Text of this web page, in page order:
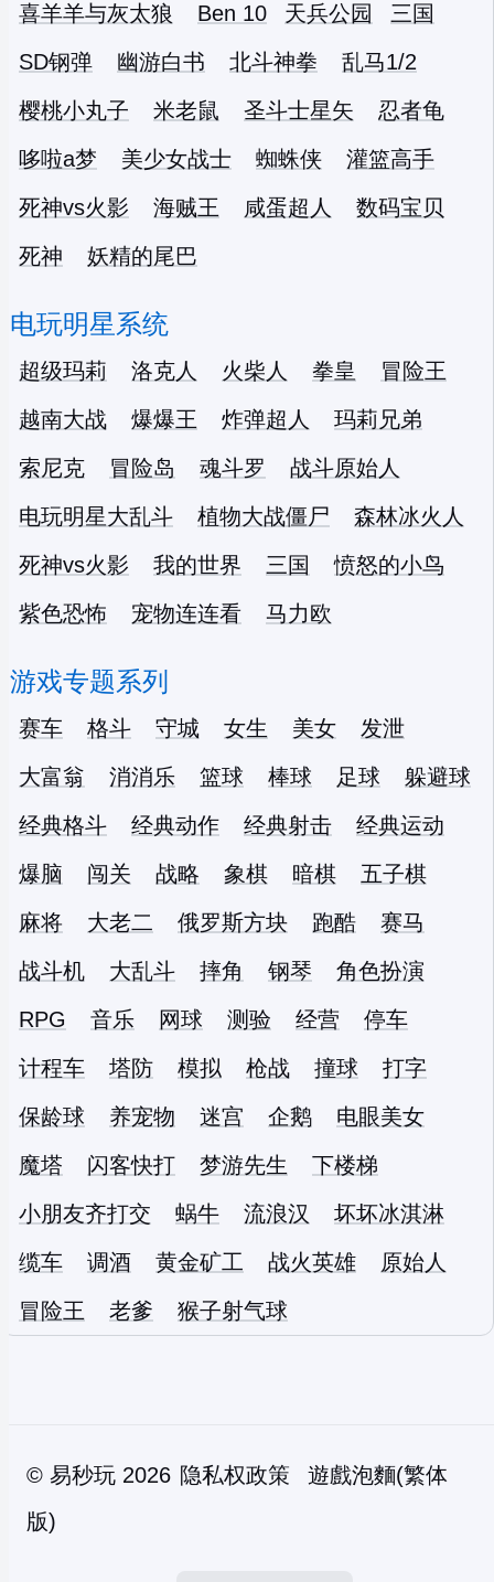
喜羊羊与灰太狼
Ben 10 天兵公园
三国
SD钢弹
幽游白书 北斗神拳
乱马1/2
樱桃小丸子
米老鼠 圣斗士星矢
忍者龟
哆啦a梦
美少女战士 蜘蛛侠
灌篮高手
死神vs火影
海贼王 咸蛋超人
数码宝贝
死神
妖精的尾巴
电玩明星系统
超级玛莉 洛克人 火柴人 拳皇
冒险王
越南大战
爆爆王 炸弹超人
玛莉兄弟
索尼克
冒险岛 魂斗罗
战斗原始人
电玩明星大乱斗
植物大战僵尸
森林冰火人
死神vs火影
我的世界 三国
愤怒的小鸟
紫色恐怖
宠物连连看 马力欧
游戏专题系列
赛车 格斗 守城 女生 美女
发泄
大富翁
消消乐 篮球 棒球 足球
躲避球
经典格斗
经典动作 经典射击
经典运动
爆脑
闯关 战略 象棋 暗棋
五子棋
麻将
大老二 俄罗斯方块 跑酷
赛马
战斗机
大乱斗 摔角 钢琴
角色扮演
RPG
音乐 网球 测验 经营
停车
计程车
塔防 模拟 枪战 撞球
打字
保龄球
养宠物 迷宫 企鹅
电眼美女
魔塔
闪客快打 梦游先生
下楼梯
小朋友齐打交
蜗牛 流浪汉
坏坏冰淇淋
缆车
调酒 黄金矿工 战火英雄
原始人
冒险王
老爹 猴子射气球
© 易秒玩 2026 隐私权政策
遊戲泡麵(繁体
版)